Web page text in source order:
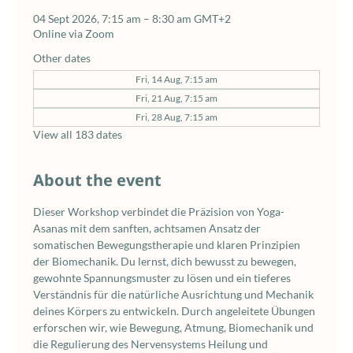
04 Sept 2026, 7:15 am – 8:30 am GMT+2
Online via Zoom
Other dates
Fri, 14 Aug, 7:15 am
Fri, 21 Aug, 7:15 am
Fri, 28 Aug, 7:15 am
View all 183 dates
About the event
Dieser Workshop verbindet die Präzision von Yoga-
Asanas mit dem sanften, achtsamen Ansatz der
somatischen Bewegungstherapie und klaren Prinzipien
der Biomechanik. Du lernst, dich bewusst zu bewegen,
gewohnte Spannungsmuster zu lösen und ein tieferes
Verständnis für die natürliche Ausrichtung und Mechanik
deines Körpers zu entwickeln. Durch angeleitete Übungen
erforschen wir, wie Bewegung, Atmung, Biomechanik und
die Regulierung des Nervensystems Heilung und